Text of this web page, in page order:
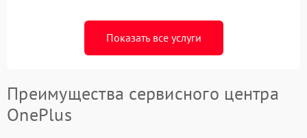
Показать все услуги
Преимущества сервисного центра
OnePlus